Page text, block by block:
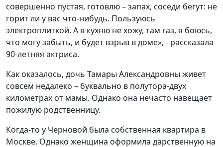
совершенно пустая, готовлю – запах, соседи бегут: не
горит ли у вас что-нибудь. Пользуюсь
электроплиткой. А в кухню не хожу, там газ, я боюсь,
что могу забыть, и будет взрыв в доме», - рассказала
90-летняя актриса.
Как оказалось, дочь Тамары Александровны живет
совсем недалеко – буквально в полутора-двух
километрах от мамы. Однако она нечасто навещает
пожилую родственницу.
Когда-то у Черновой была собственная квартира в
Москве. Однако женщина оформила дарственную на